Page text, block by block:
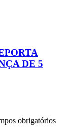
DE 5
obrigatórios